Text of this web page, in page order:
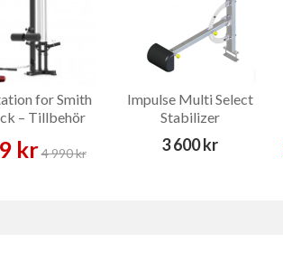
for Smith
– Tillbehör
kr4 990 kr
Impulse Multi Select
Stabilizer
3 600 kr